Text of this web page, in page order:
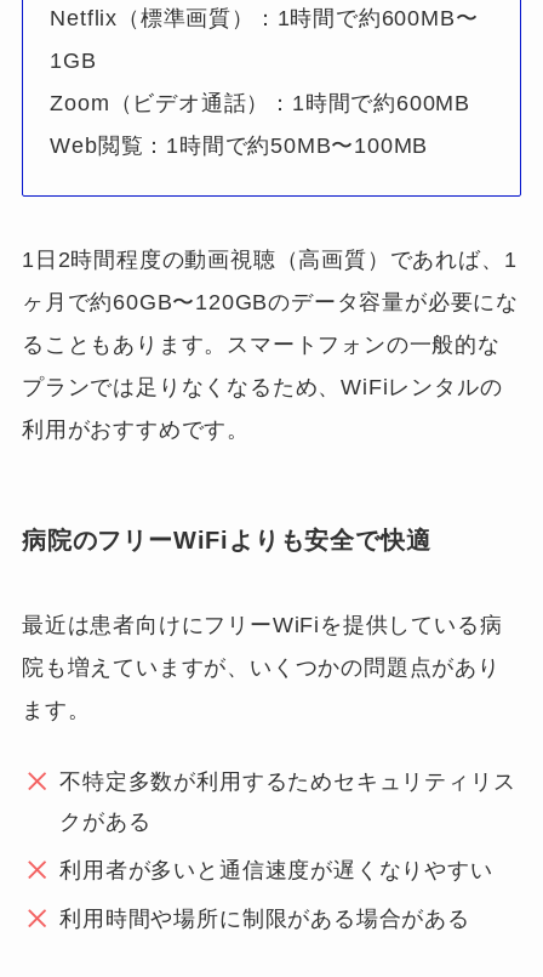
Netflix（標準画質）：1時間で約600MB〜
1GB
Zoom（ビデオ通話）：1時間で約600MB
Web閲覧：1時間で約50MB〜100MB
1日2時間程度の動画視聴（高画質）であれば、1
ヶ月で約60GB〜120GBのデータ容量が必要にな
ることもあります。スマートフォンの一般的な
プランでは足りなくなるため、WiFiレンタルの
利用がおすすめです。
病院のフリーWiFiよりも安全で快適
最近は患者向けにフリーWiFiを提供している病
院も増えていますが、いくつかの問題点があり
ます。
不特定多数が利用するためセキュリティリス
クがある
利用者が多いと通信速度が遅くなりやすい
利用時間や場所に制限がある場合がある